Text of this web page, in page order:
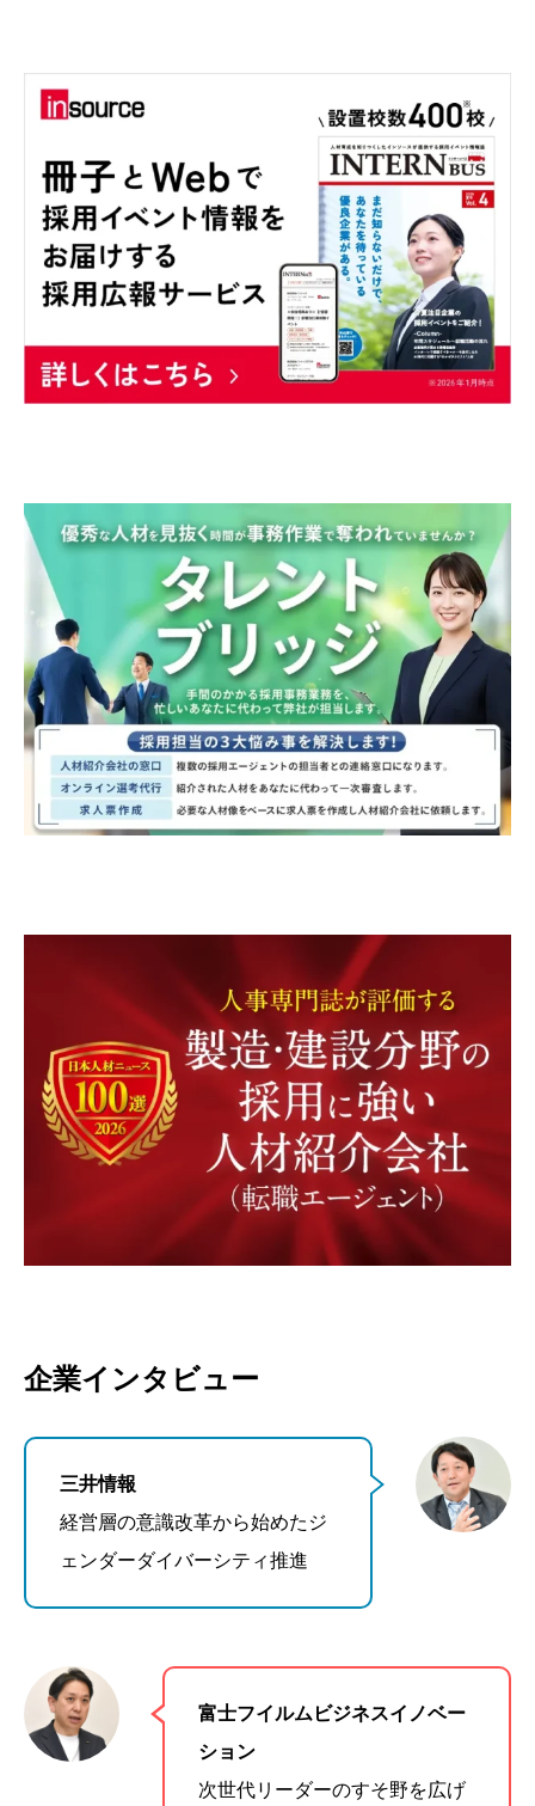
企業インタビュー
三井情報
経営層の意識改革から始めたジ
ェンダーダイバーシティ推進
富士フイルムビジネスイノベー
ション
次世代リーダーのすそ野を広げ